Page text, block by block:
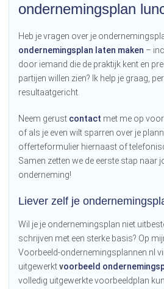
ondernemingsplan
Heb je vragen over je
ondernemingsplan laten maken –
door iemand die de praktijk kent en
partijen willen zien? Ik help je graag,
resultaatgericht.
Neem gerust contact met me op
of als je even wilt sparren over je
offerteformulier hiernaast of
Samen zetten we de eerste stap naar
onderneming!
Liever zelf je
Wil je je ondernemingsplan niet
schrijven met een sterke basis? Op
Voorbeeld-ondernemingsplannen.nl
uitgewerktvoorbeeld
volledig uitgewerkte voorbeeldplan